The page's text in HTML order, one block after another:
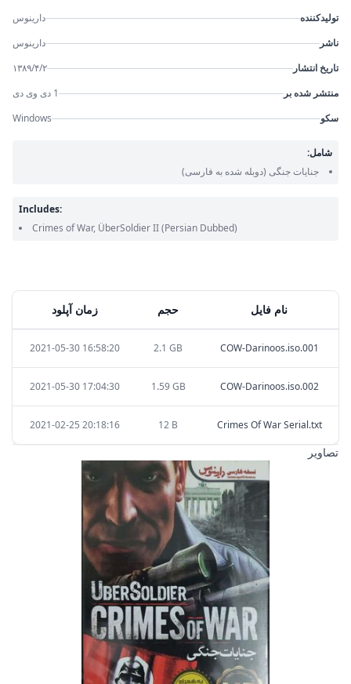
نام فایل حجم زمان آپلود
COW-Darinoos.iso.001
2.1 GB
2021-05-30 16:58:20
COW-Darinoos.iso.002
1.59 GB
2021-05-30 17:04:30
Crimes Of War Serial.txt
12 B
2021-02-25 20:18:16
تصاویر
تولیدکننده
دارینوس
ناشر
دارینوس
تاریخ انتشار
۱۳۸۹/۴/۲
منتشر شده بر
1 دی وی دی
سکو
Windows
شامل:
جنایات جنگی (دوبله شده به فارسی)
Includes:
Crimes of War, ÜberSoldier II(Persian Dubbed)